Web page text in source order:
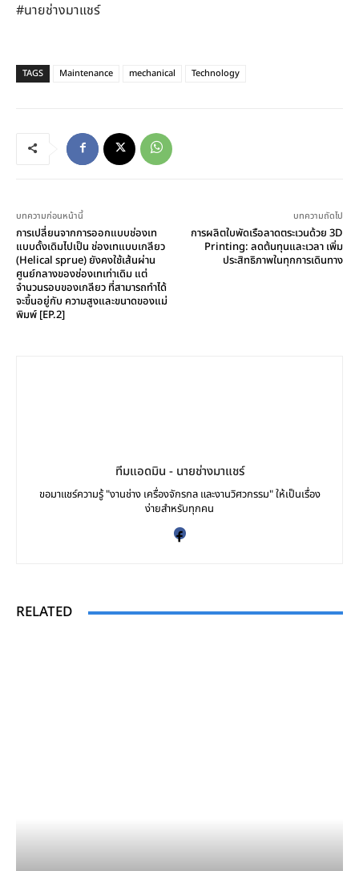
#นายช่างมาแชร์
TAGS Maintenance mechanical Technology
บทความก่อนหน้านี้
การเปลี่ยนจากการออกแบบช่องเท
แบบดั้งเดิมไปเป็น ช่องเทแบบเกลียว
(Helical sprue) ยังคงใช้เส้นผ่าน
ศูนย์กลางของช่องเทเท่าเดิม แต่
จำนวนรอบของเกลียว ที่สามารถทำได้
จะขึ้นอยู่กับ ความสูงและขนาดของแม่
พิมพ์ [EP.2]
บทความถัดไป
การผลิตใบพัดเรือลาดตระเวนด้วย 3D
Printing: ลดต้นทุนและเวลา เพิ่ม
ประสิทธิภาพในทุกการเดินทาง
ทีมแอดมิน - นายช่างมาแชร์
ขอมาแชร์ความรู้ "งานช่าง เครื่องจักรกล และงานวิศวกรรม" ให้เป็นเรื่อง
ง่ายสำหรับทุกคน
RELATED